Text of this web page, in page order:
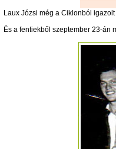
Laux Józsi még a Ciklonból
És a fentiekből szeptember 23-án